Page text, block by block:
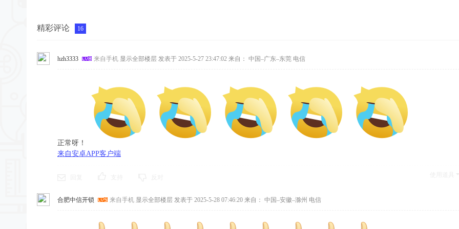
精彩评论 16
hzh3333 来自手机 显示全部楼层 发表于 2025-5-27 23:47:02 来自： 中国–广东–东莞 电信
正常呀！
来自安卓APP客户端
合肥中信开锁 来自手机 显示全部楼层 发表于 2025-5-28 07:46:20 来自： 中国–安徽–滁州 电信